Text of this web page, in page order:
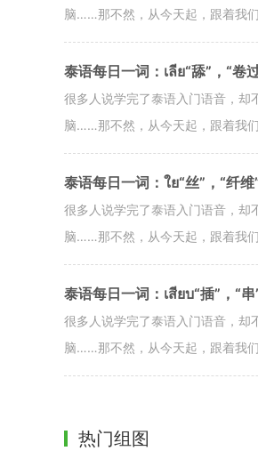
脑……那不然，从今天起，跟着我们
泰语每日一词：เลีย“舔”，“卷
很多人说学完了泰语入门语音，却
脑……那不然，从今天起，跟着我们
泰语每日一词：ใย“丝”，“纤维
很多人说学完了泰语入门语音，却
脑……那不然，从今天起，跟着我们
泰语每日一词：เสียบ“插”，“
很多人说学完了泰语入门语音，却
脑……那不然，从今天起，跟着我们
热门组图